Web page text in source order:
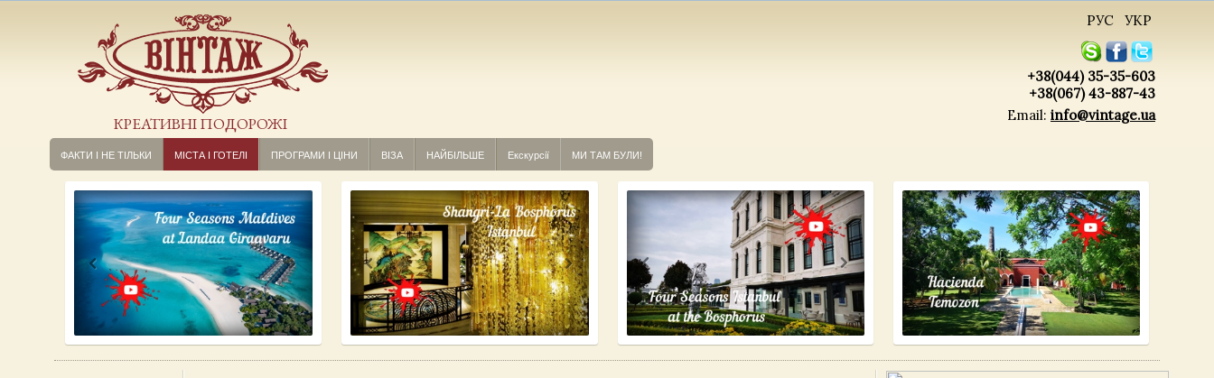
КРЕАТИВНІ ПОДОРОЖІ
РУС УКР
+38(044) 35-35-603
+38(067) 43-887-43
Email: info@vintage.ua
ФАКТИ І НЕ ТІЛЬКИ МІСТА І ГОТЕЛІ ПРОГРАМИ І ЦІНИ ВІЗА НАЙБІЛЬШЕ Екскурсії МИ ТАМ БУЛИ!